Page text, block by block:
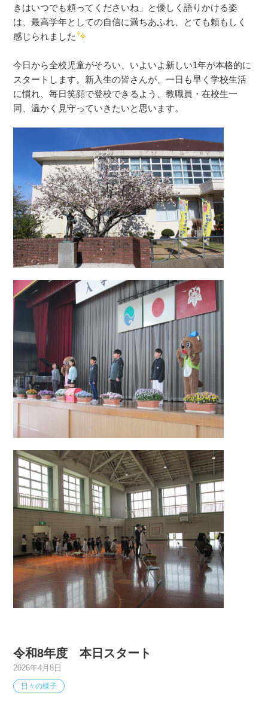
きはいつでも頼ってくださいね」と優しく語りかける姿
は、最高学年としての自信に満ちあふれ、とても頼もしく
感じられました
今日から全校児童がそろい、いよいよ新しい1年が本格的に
スタートします。新入生の皆さんが、一日も早く学校生活
に慣れ、毎日笑顔で登校できるよう、教職員・在校生一
同、温かく見守っていきたいと思います。
令和8年度 本日スタート
2026年4月8日
日々の様子